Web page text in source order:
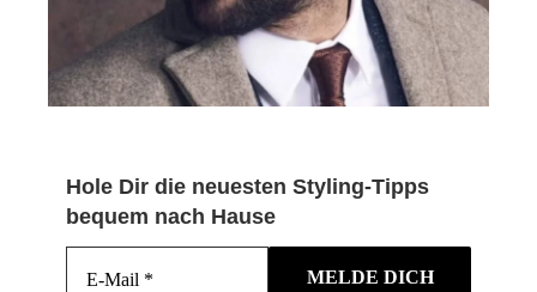
Hole Dir die neuesten Styling-Tipps
bequem nach Hause